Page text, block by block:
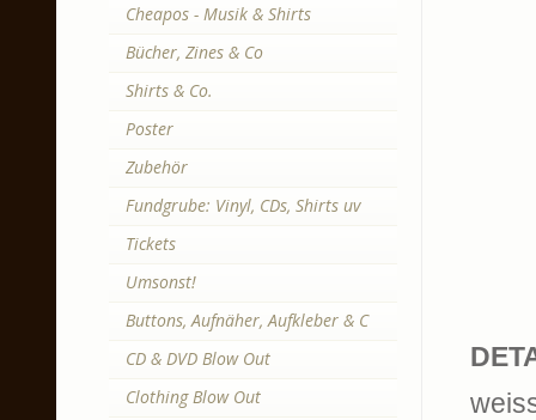
Cheapos - Musik & Shirts
Bücher, Zines & Co
Shirts & Co.
Poster
Zubehör
Fundgrube: Vinyl, CDs, Shirts uv
Tickets
Umsonst!
Buttons, Aufnäher, Aufkleber & C
CD & DVD Blow Out
Clothing Blow Out